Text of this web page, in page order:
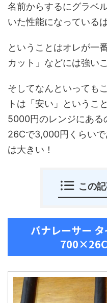
名前からするにグラベ
いた性能になっているは
ということはオレが一
カット」などには強い
そしてなんといっても
トは「安い」というこ
5000円のレンジにある
26Cで3,000円くらい
は大きい！
この
パナレーサー